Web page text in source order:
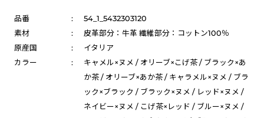
品番 :
54_1_5432303120
素材
:
皮革部分：牛革 繊維部分：コットン100％
原産国
:
イタリア
カラー
:
キャメル×ヌメ / オリーブ×こげ茶 / ブラック×あ
か茶 / オリーブ×あか茶 / キャラメル×ヌメ / ブラ
ック×ブラック / ブラック×ヌメ / レッド×ヌメ /
ネイビー×ヌメ / こげ茶×レッド / ブルー×ヌメ /